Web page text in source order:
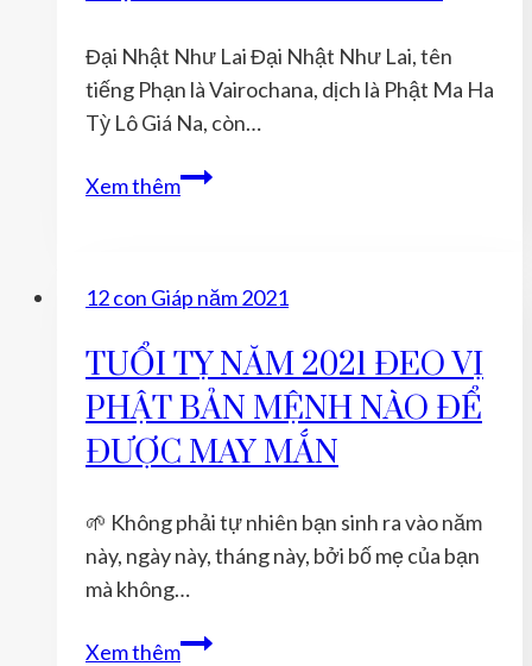
NÀO
ĐỂ
ĐƯỢC
MAY
MẮN
Đại Nhật Như Lai Đại Nhật Như Lai, tên
tiếng Phạn là Vairochana, dịch là Phật Ma Ha
Tỳ Lô Giá Na, còn…
Xem thêmÝ
NHẬT
LAI
–
PHẬT
HỘ
MỆNH
TUỔI
MÙI-
12 con Giáp năm 2021
TUỔI TỴ NĂM 2021 ĐEO VỊ
PHẬT BẢN MỆNH NÀO ĐỂ
ĐƯỢC MAY MẮN
🌱 Không phải tự nhiên bạn sinh ra vào năm
này, ngày này, tháng này, bởi bố mẹ của bạn
mà không…
Xem thêmTUỔI